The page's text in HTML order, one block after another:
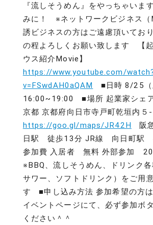
『流しそうめん』をやっちゃいま
みに！ ※ネットワークビジネス（
誘ビジネスの方はご遠慮頂いてお
の程よろしくお願い致します 【
ウス紹介Movie】
https://www.youtube.com/
v=FSwdAH0aQAM ■日時 8/25（
16:00~19:00 ■場所 起業家シェ
京都 京都府向日市寺戸町乾垣内５-
https://goo.gl/maps/JR42H 阪
日駅 徒歩13分 JR線 向日町駅
参加費 入居者 無料 外部参加
※BBQ、流しそうめん、ドリンク各
サワー、ソフトドリンク）をご用
す ■申し込み方法 参加希望の方
イベントページにて、必ず参加ボ
ください＾＾